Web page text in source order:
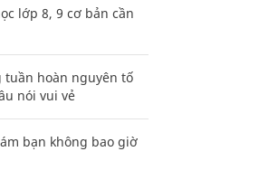
lớp 8, 9 cơ bản cần
tuần hoàn nguyên tố
nói vui vẻ
bạn không bao giờ